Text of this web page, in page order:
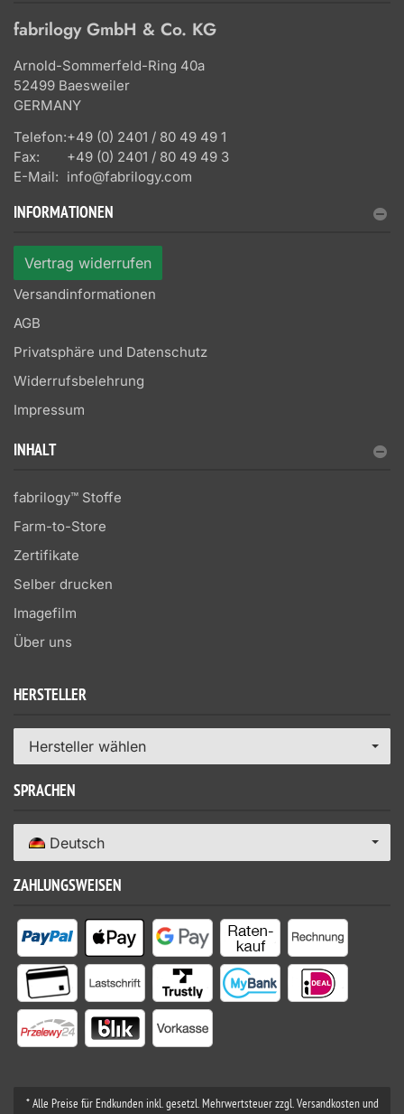
fabrilogy GmbH & Co. KG
Arnold-Sommerfeld-Ring 40a
52499 Baesweiler
GERMANY
Telefon:+49 (0) 2401 / 80 49 49 1
Fax:
+49 (0) 2401 / 80 49 49 3
E-Mail: info@fabrilogy.com
INFORMATIONEN
Vertrag widerrufen
Versandinformationen
AGB
Privatsphäre und Datenschutz
Widerrufsbelehrung
Impressum
INHALT
fabrilogy™ Stoffe
Farm-to-Store
Zertifikate
Selber drucken
Imagefilm
Über uns
HERSTELLER
Hersteller wählen
SPRACHEN
Deutsch
ZAHLUNGSWEISEN
* Alle Preise für Endkunden inkl. gesetzl. Mehrwertsteuer zzgl. Versandkosten und